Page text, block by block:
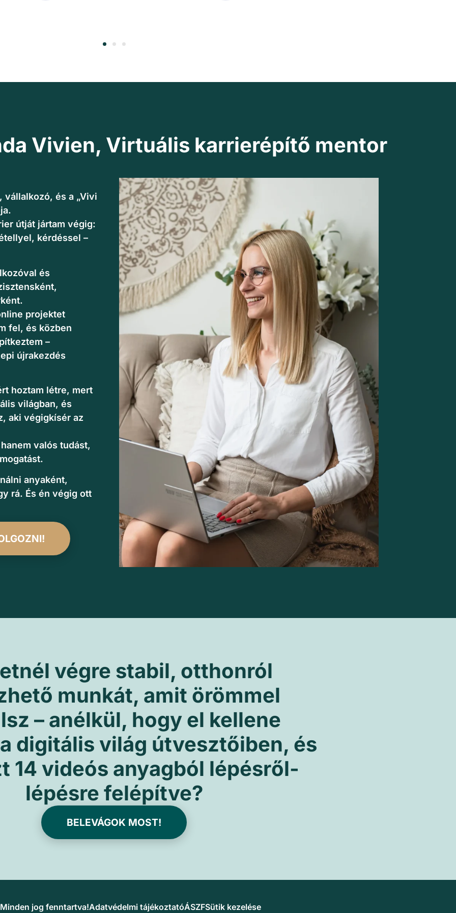
Vivien, Virtuális karrierépítő mentor
és a „Vivi
útját jártam végig:
kérdéssel –
és
projektet
fel, és közben
–
újrakezdés
hoztam létre, mert
világban, és
aki végigkísér az
valós tudást,
anyaként,
rá. És én végig ott
végre stabil, otthonról
munkát, amit örömmel
– anélkül, hogy el kellene
digitális világ útvesztőiben, és
14 videós anyagból lépésről-
lépésre felépítve?
BELEVÁGOK MOST!
jog fenntartva!Adatvédelmi tájékoztatóÁSZFSütik kezelése